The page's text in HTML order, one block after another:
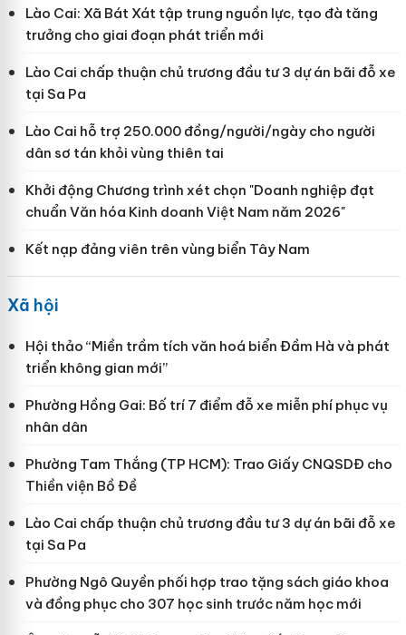
Lào Cai: Xã Bát Xát tập trung nguồn lực, tạo đà tăng
trưởng cho giai đoạn phát triển mới
Lào Cai chấp thuận chủ trương đầu tư 3 dự án bãi đỗ xe
tại Sa Pa
Lào Cai hỗ trợ 250.000 đồng/người/ngày cho người
dân sơ tán khỏi vùng thiên tai
Khởi động Chương trình xét chọn "Doanh nghiệp đạt
chuẩn Văn hóa Kinh doanh Việt Nam năm 2026"
Kết nạp đảng viên trên vùng biển Tây Nam
Xã hội
Hội thảo “Miền trầm tích văn hoá biển Đầm Hà và phát
triển không gian mới”
Phường Hồng Gai: Bố trí 7 điểm đỗ xe miễn phí phục vụ
nhân dân
Phường Tam Thắng (TP HCM): Trao Giấy CNQSDĐ cho
Thiền viện Bồ Đề
Lào Cai chấp thuận chủ trương đầu tư 3 dự án bãi đỗ xe
tại Sa Pa
Phường Ngô Quyền phối hợp trao tặng sách giáo khoa
và đồng phục cho 307 học sinh trước năm học mới